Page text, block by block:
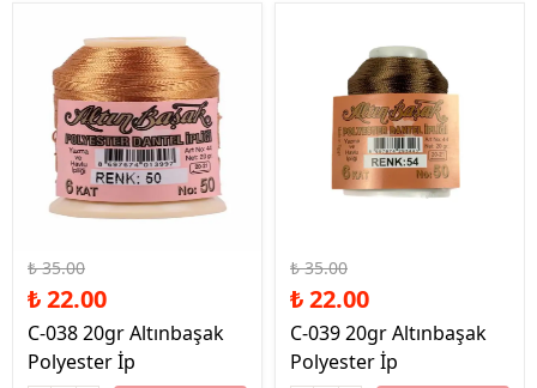
₺ 35.00
₺ 22.00
C-038 20gr Altınbaşak
Polyester İp
₺ 35.00
₺ 22.00
C-039 20gr Altınbaşak
Polyester İp